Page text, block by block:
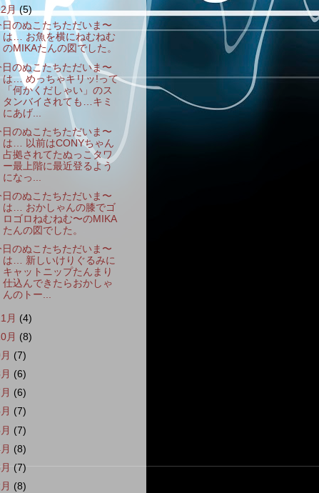
月(5)
日のぬこたちただいま〜
は… お魚を横にねむねむ
のMIKAたんの図でした。
日のぬこたちただいま〜
は… めっちゃキリッ!って
「何かくだしゃい」のス
タンバイされても…キミ
にあげ...
日のぬこたちただいま〜
は… 以前はCONYちゃん
占拠されてたぬっこタワ
ー最上階に最近登るよう
になっ...
日のぬこたちただいま〜
は… おかしゃんの膝でゴ
ロゴロねむねむ〜のMIKA
たんの図でした。
日のぬこたちただいま〜
は… 新しいけりぐるみに
キャットニップたんまり
仕込んできたらおかしゃ
んのトー...
月 (4)
月 (8)
(7)
(6)
(6)
(7)
(7)
(8)
月(7)
(8)